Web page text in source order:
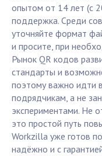
опытом от 14 лет (с
поддержка. Среди
уточняйте формат
и просите, при
Рынок QR кодов
стандарты и
поэтому важно идти
подрядчикам, а не
экспериментами. Не
это простой путь
Workzilla уже готов
надёжно и с